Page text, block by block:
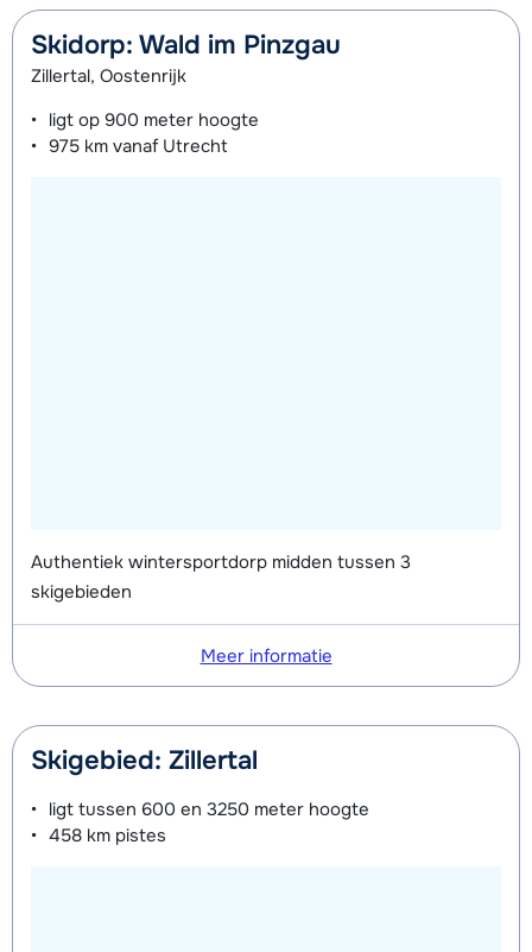
Skidorp: Wald im Pinzgau
Zillertal, Oostenrijk
ligt op 900 meter hoogte
975 km vanaf Utrecht
Authentiek wintersportdorp midden tussen 3
skigebieden
Meer informatie
Skigebied: Zillertal
ligt tussen 600 en 3250 meter hoogte
458 km pistes